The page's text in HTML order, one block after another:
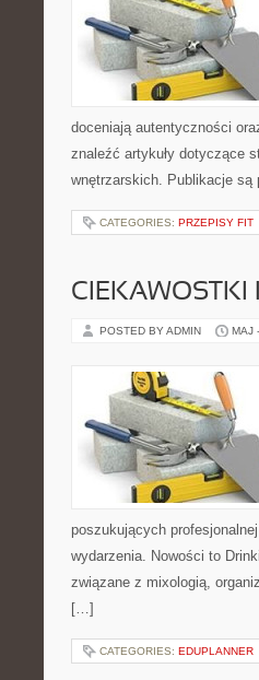
doceniają autentyczności
znaleźć artykuły dotyczące
wnętrzarskich. Publikacje
CATEGORIES: PRZEPISY FIT
CIEKAWOSTKI
POSTED BY ADMIN MAJ
poszukujących
wydarzenia. Nowości to
związane z mixologią,
[…]
CATEGORIES: EDUPLANNER